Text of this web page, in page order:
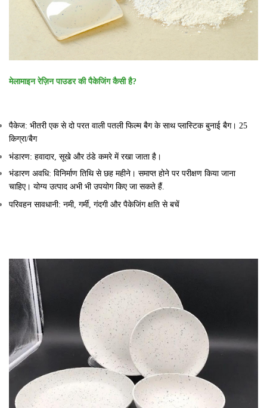
मेलामाइन रेज़िन पाउडर की पैकेजिंग कैसी है?
पैकेज: भीतरी एक से दो परत वाली पतली फिल्म बैग के साथ प्लास्टिक बुनाई बैग। 25
किग्रा/बैग
भंडारण: हवादार, सूखे और ठंडे कमरे में रखा जाता है।
भंडारण अवधि: विनिर्माण तिथि से छह महीने। समाप्त होने पर परीक्षण किया जाना
चाहिए। योग्य उत्पाद अभी भी उपयोग किए जा सकते हैं.
परिवहन सावधानी: नमी, गर्मी, गंदगी और पैकेजिंग क्षति से बचें